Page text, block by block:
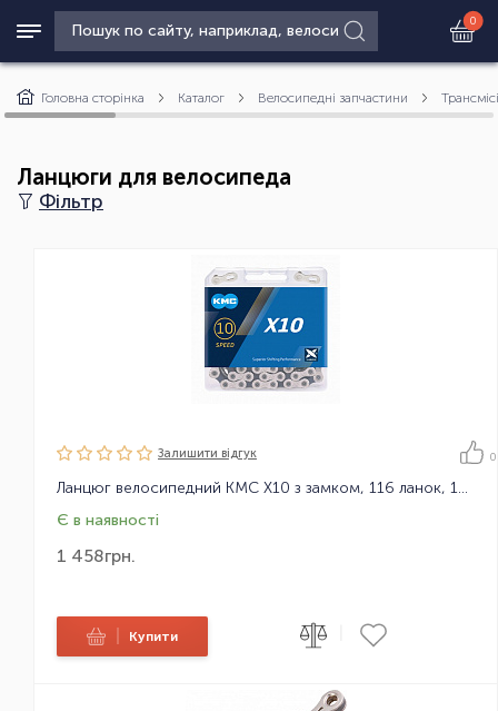
0
Головна сторінка Каталог Велосипедні запчастини
Ланцюги для велосипеда
Фільтр
Залишити вiдгук 0
Ланцюг велосипедний KMC X10 з замком, 116 ланок, 10 зірок
Є в наявності
1 458грн.
Купити